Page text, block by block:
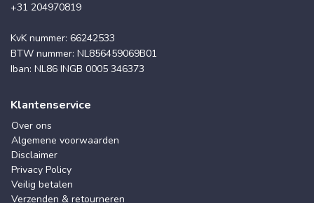
+31 204970819
KvK nummer: 66242533
BTW nummer: NL856459069B01
Iban: NL86 INGB 0005 346373
Klantenservice
Over ons
Algemene voorwaarden
Disclaimer
Privacy Policy
Veilig betalen
Verzenden & retourneren